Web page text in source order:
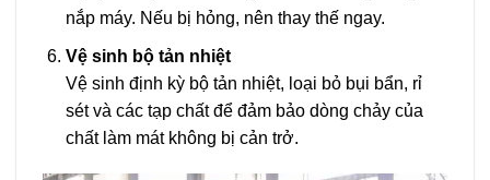
nắp máy. Nếu bị hỏng, nên thay thế ngay.
Vệ sinh bộ tản nhiệt
Vệ sinh định kỳ bộ tản nhiệt, loại bỏ bụi bẩn, rỉ
sét và các tạp chất để đảm bảo dòng chảy của
chất làm mát không bị cản trở.